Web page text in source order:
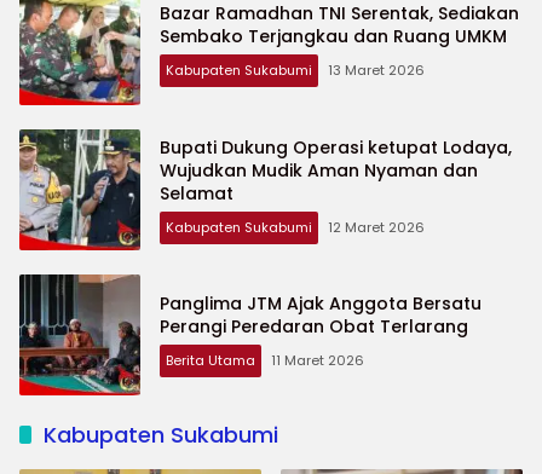
Bazar Ramadhan TNI Serentak, Sediakan
Sembako Terjangkau dan Ruang UMKM
Kabupaten Sukabumi 13 Maret 2026
Bupati Dukung Operasi ketupat Lodaya,
Wujudkan Mudik Aman Nyaman dan
Selamat
Kabupaten Sukabumi 12 Maret 2026
Panglima JTM Ajak Anggota Bersatu
Perangi Peredaran Obat Terlarang
Berita Utama 11 Maret 2026
Kabupaten Sukabumi